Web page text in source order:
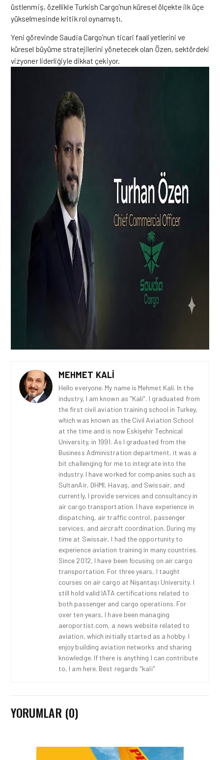
üstlenmiş, özellikle Turkish Cargo’nun küresel ölçekte ilk üçe
yükselmesinde kritik rol oynamıştı.
Yeni görevinde Saudia Cargo’nun ticari faaliyetlerini ve
küresel büyüme stratejilerini yönetecek olan Özen, sektördeki
vizyoner liderliğiyle dikkat çekiyor.
MEHMET KALI
Hello everyone. My name is Mehmet Kali. In the
industry, I am known as "Kali". I graduated from
the first civil aviation training school in Turkey,
which was known as the Civil Aviation School
at the time and is now Eskişehir Technical
University, in 1991. As I graduated from the
Business Administration department, it was a
bit challenging for me to integrate into the
industry. I have worked for companies such as
SultanAir, DHMI, Havaş, and Swissair, and
currently, I provide services and consultancy in
air cargo transportation. I have experience in
dispatching, air traffic control, passenger
services, and aircraft coordination. During my
time at Swissair, I had the opportunity to
experience aviation training in many countries.
Since 2012, I have been focusing on air cargo
transportation. For three years, I taught
courses on air cargo at Nişantaşı University. I
still hold valid IATA certifications related to
both passenger and cargo operations. For
over ten years, I have been managing
aeroportist.com, a news website related to
aviation, which initially started as a hobby. I
enjoy building aviation networks and sharing
knowledge. If there is anything I can contribute
to, I am here. Best regards "kali"
YORUMLAR (0)
KARGO • 26 TEM 2026